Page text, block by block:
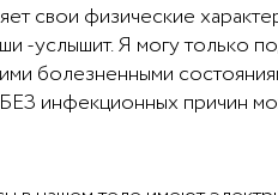
свои физические
-услышит. Я могу только
болезненными
инфекционных причин